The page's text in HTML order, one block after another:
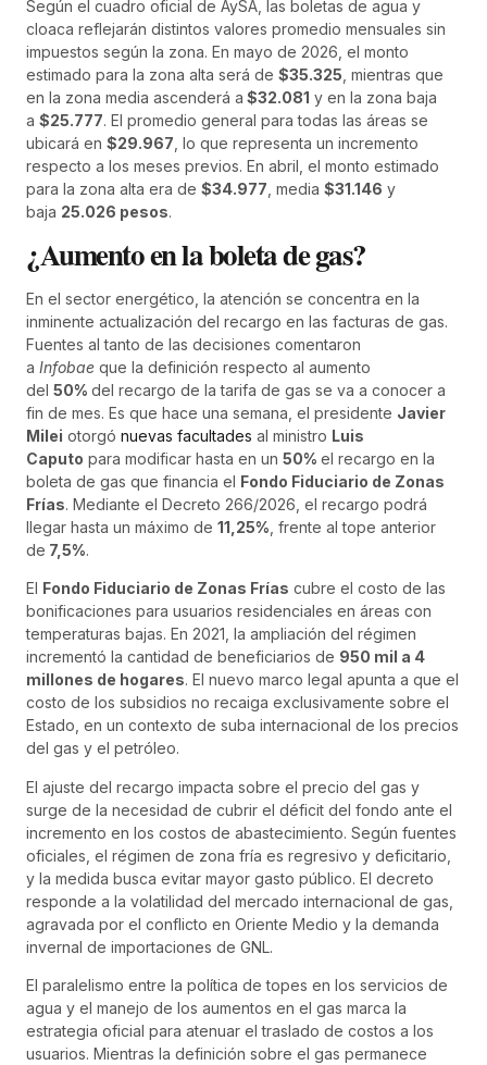
Según el cuadro oficial de AySA, las boletas de agua y
cloaca reflejarán distintos valores promedio mensuales sin
impuestos según la zona. En mayo de 2026, el monto
estimado para la zona alta será de $35.325 , mientras que
en la zona media ascenderá a $32.081 y en la zona baja
a $25.777. El promedio general para todas las áreas se
ubicará en $29.967 , lo que representa un incremento
respecto a los meses previos. En abril, el monto estimado
para la zona alta era de $34.977 , media $31.146 y
baja 25.026 pesos.
¿Aumento en la boleta de gas?
En el sector energético, la atención se concentra en la
inminente actualización del recargo en las facturas de gas.
Fuentes al tanto de las decisiones comentaron
a Infobae que la definición respecto al aumento
del 50% del recargo de la tarifa de gas se va a conocer a
fin de mes. Es que hace una semana, el presidente Javier
Milei otorgó nuevas facultades al ministro Luis
Caputo para modificar hasta en un 50% el recargo en la
boleta de gas que financia el Fondo Fiduciario de Zonas
Frías. Mediante el Decreto 266/2026, el recargo podrá
llegar hasta un máximo de 11,25% , frente al tope anterior
de 7,5%.
El Fondo Fiduciario de Zonas Frías cubre el costo de las
bonificaciones para usuarios residenciales en áreas con
temperaturas bajas. En 2021, la ampliación del régimen
incrementó la cantidad de beneficiarios de 950 mil a 4
millones de hogares. El nuevo marco legal apunta a que el
costo de los subsidios no recaiga exclusivamente sobre el
Estado, en un contexto de suba internacional de los precios
del gas y el petróleo.
El ajuste del recargo impacta sobre el precio del gas y
surge de la necesidad de cubrir el déficit del fondo ante el
incremento en los costos de abastecimiento. Según fuentes
oficiales, el régimen de zona fría es regresivo y deficitario,
y la medida busca evitar mayor gasto público. El decreto
responde a la volatilidad del mercado internacional de gas,
agravada por el conflicto en Oriente Medio y la demanda
invernal de importaciones de GNL.
El paralelismo entre la política de topes en los servicios de
agua y el manejo de los aumentos en el gas marca la
estrategia oficial para atenuar el traslado de costos a los
usuarios. Mientras la definición sobre el gas permanece